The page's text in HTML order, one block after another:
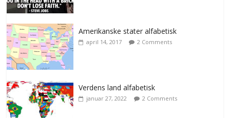
Amerikanske stater alfabetisk
april 14, 2017 2 Comments
Verdens land alfabetisk
januar 27, 2022 2 Comments